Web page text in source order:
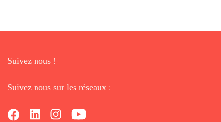
Suivez nous !
Suivez nous sur les réseaux :